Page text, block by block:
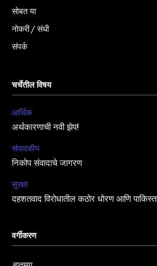
सोबत या
नोकरी / संधी
संपर्क
चर्चेतील विषय
आर्थिक
अर्थकारणाची नवी झेप!
संपादकीय
निकोप संवादाचे जागरण
सुरक्षा
दहशतवाद विरोधातील कठोर धोरण आणि
वर्गीकरण